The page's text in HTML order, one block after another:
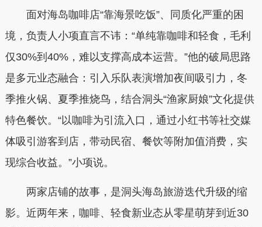
面对海岛咖啡店“靠海景吃饭”、同质化严重的困
境，负责人小项直言不讳：“单纯靠咖啡和轻食，毛利
仅30%到40%，难以支撑高成本运营。”他的破局思路
是多元业态融合：引入乐队表演增加夜间吸引力，冬
季推火锅、夏季推烧鸟，结合洞头“渔家厨娘”文化提供
特色餐饮。“以咖啡为引流入口，通过小红书等社交媒
体吸引游客到店，带动民宿、餐饮等附加值消费，实
现综合收益。”小项说。
两家店铺的故事，是洞头海岛旅游迭代升级的缩
影。近两年来，咖啡、轻食新业态从零星萌芽到近30